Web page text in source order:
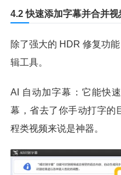
4.2 快速添加字幕并合并视
除了强大的 HDR 修复功
辑工具。
AI 自动加字幕：它能快
幕，省去了你手动打字的
程类视频来说是神器。